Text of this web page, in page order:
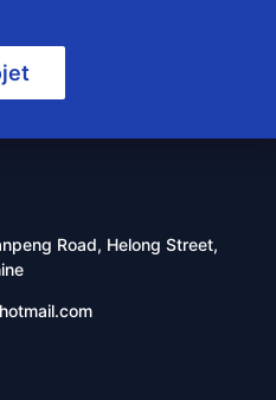
Road, Helong Street,